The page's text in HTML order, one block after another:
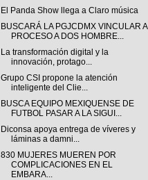
El Panda Show llega a Claro música
BUSCARÁ LA PGJCDMX VINCULAR A
PROCESO A DOS HOMBRE...
La transformación digital y la
innovación, protago...
Grupo CSI propone la atención
inteligente del Clie...
BUSCA EQUIPO MEXIQUENSE DE
FUTBOL PASAR A LA SIGUI...
Diconsa apoya entrega de víveres y
láminas a damni...
830 MUJERES MUEREN POR
COMPLICACIONES EN EL
EMBARA...